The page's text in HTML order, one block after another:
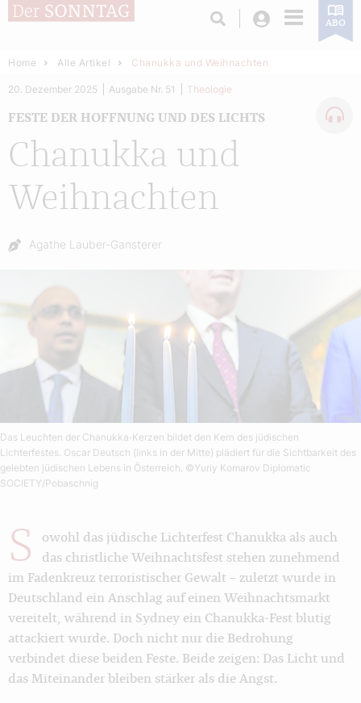
Login ABO
Home Alle Artikel Chanukka und Weihnachten
Chanukka und
Weihnachten
FESTE DER HOFFNUNG UND DES LICHTS
20. Dezember 2025 Ausgabe Nr. 51 Theologie
Autor:
Agathe Lauber-Gansterer
Das Leuchten der Chanukka‑Kerzen bildet den Kern des jüdischen
Lichterfestes. Oscar Deutsch (links in der Mitte) plädiert für die Sichtbarkeit des
gelebten jüdischen Lebens in Österreich. ©Yuriy Komarov Diplomatic
SOCIETY/Pobaschnig
S
owohl das jüdische Lichterfest Chanukka als auch
das christliche Weihnachtsfest stehen zunehmend
im Fadenkreuz terroristischer Gewalt – zuletzt wurde in
Deutschland ein Anschlag auf einen Weihnachtsmarkt
vereitelt, während in Sydney ein Chanukka‑Fest blutig
attackiert wurde. Doch nicht nur die Bedrohung
verbindet diese beiden Feste. Beide zeigen: Das Licht und
das Miteinander bleiben stärker als die Angst.